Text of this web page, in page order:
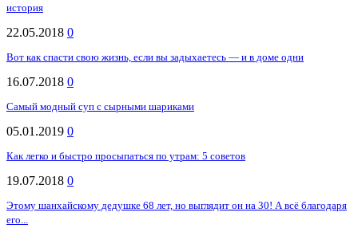
история
22.05.2018 0
Вот как спасти свою жизнь, если вы задыхаетесь — и в доме одни
16.07.2018 0
Самый модный суп с сырными шариками
05.01.2019 0
Как легко и быстро просыпаться по утрам: 5 советов
19.07.2018 0
Этому шанхайскому дедушке 68 лет, но выглядит он на 30! А всё благодаря
его...